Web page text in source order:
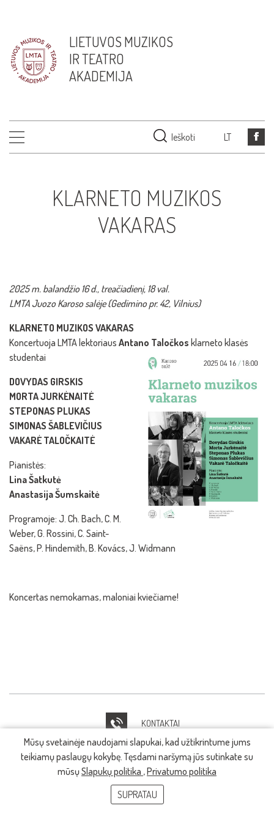
LIETUVOS MUZIKOS
IR TEATRO
AKADEMIJA
Ieškoti LT
Mūsų svetainėje naudojami slapukai, kad užtikrintume jums
teikiamų paslaugų kokybę. Tęsdami naršymą jūs sutinkate su
mūsųSlapukų politika ,Privatumo politika
SUPRATAU
KLARNETO MUZIKOS
VAKARAS
2025 m. balandžio 16 d., treačiadienį, 18 val.
LMTA Juozo Karoso salėje (Gedimino pr. 42, Vilnius)
KLARNETO MUZIKOS VAKARAS
Koncertuoja LMTA lektoriaus Antano Taločkos klarneto klasės
studentai
DOVYDAS GIRSKIS
MORTA JURKĖNAITĖ
STEPONAS PLUKAS
SIMONAS ŠABLEVIČIUS
VAKARĖ TALOČKAITĖ
Pianistės:
Lina Šatkutė
Anastasija Šumskaitė
Programoje: J. Ch. Bach, C. M.
Weber, G. Rossini, C. Saint-
Saëns, P. Hindemith, B. Kovács, J. Widmann
Koncertas nemokamas, maloniai kviečiame!
KONTAKTAI
IT PAGALBA